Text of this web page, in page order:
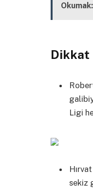
Okumak:
Dikkat
Ligi
sekiz